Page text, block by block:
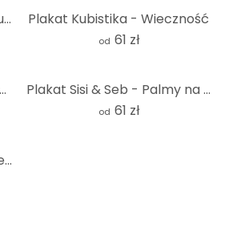
Plakat Sisi & Seb - Królicze uszy Plakat Kubistika - Wieczność
od 61 zł
Plakat Hagenmeyer - Miłość słonia Plakat Sisi & Seb - Palmy na wietrze
od 61 zł
Obraz na płótnie Nordic Creators - Perfekcja